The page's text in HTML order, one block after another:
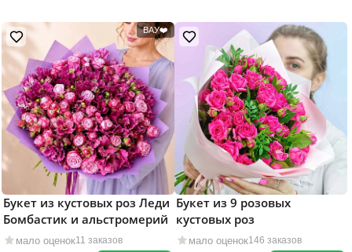
ВАУ❤️
мало оценок11 заказов
Букет из кустовых роз Леди
Бомбастик и альстромерий
мало оценок146 заказов
Букет из 9 розовых
кустовых роз